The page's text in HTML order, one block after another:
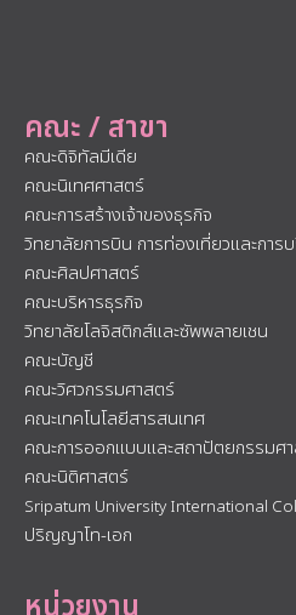
คณะ / สาขา
คณะดิจิทัลมีเดีย
คณะนิเทศศาสตร์
คณะการสร้างเจ้าของธุรกิจ
วิทยาลัยการบิน การท่องเที่ยวและการ
คณะศิลปศาสตร์
คณะบริหารธุรกิจ
วิทยาลัยโลจิสติกส์และซัพพลายเชน
คณะบัญชี
คณะวิศวกรรมศาสตร์
คณะเทคโนโลยีสารสนเทศ
คณะการออกแบบและสถาปัตยกรรมศ
คณะนิติศาสตร์
Sripatum University International
ปริญญาโท-เอก